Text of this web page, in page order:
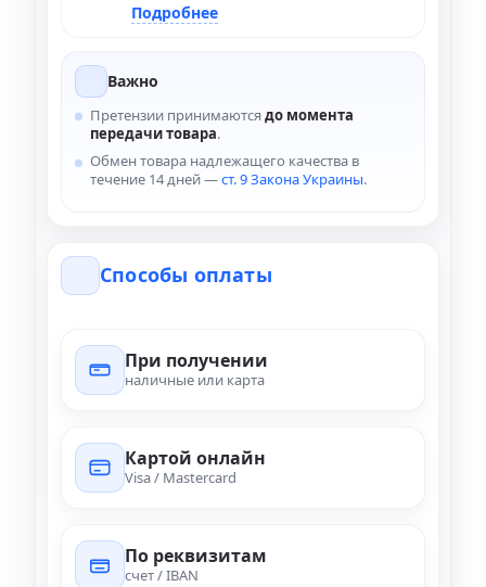
Подробнее
Важно
Претензии принимаются до момента
передачи товара.
Обмен товара надлежащего качества в
течение 14 дней —ст. 9 Закона Украины.
Способы оплаты
При получении
наличные или карта
Картой онлайн
Visa / Mastercard
По реквизитам
счет / IBAN